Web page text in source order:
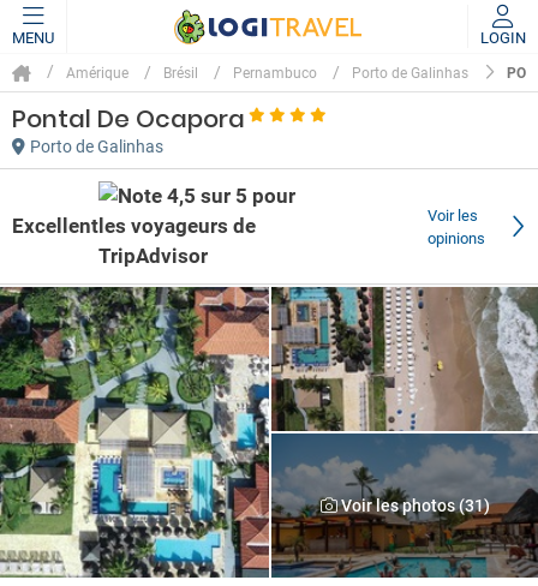
MENU LOGIN
Amérique Brésil Pernambuco Porto de Galinhas
Pontal De Ocapora
Porto de Galinhas
Excellent
Voir les
opinions
Voir les photos (31)